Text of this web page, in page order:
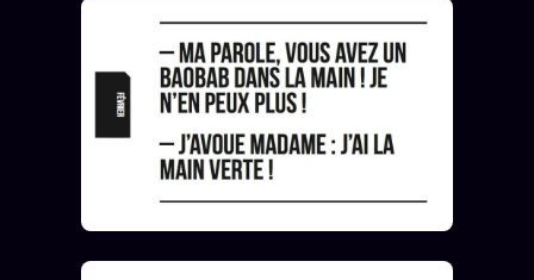
Compte Suspendu2024
Les Limites 2025
Le procès Brigitte Macron
Catalogue
Références